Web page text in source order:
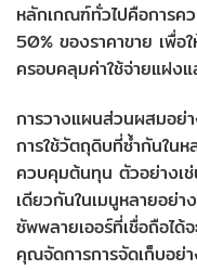
หลักเกณฑ์ทั่วไปคือการค
50% ของราคาขาย เพื่อ
ครอบคลุมค่าใช้จ่ายแฝง
การวางแผนส่วนผสมอย่
การใช้วัตถุดิบที่ซ้ำกันใน
ควบคุมต้นทุน ตัวอย่างเช่
เดียวกันในเมนูหลายอย่
ซัพพลายเออร์ที่เชื่อถือได้
คุณจัดการการจัดเก็บอย่า